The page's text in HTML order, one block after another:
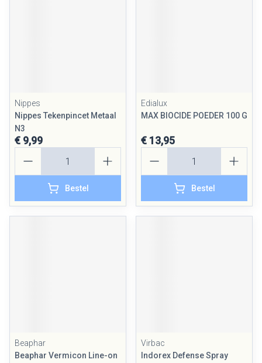
Nippes
Nippes Tekenpincet Metaal
N3
€ 9,99
Bestel
Edialux
MAX BIOCIDE POEDER 100 G
€ 13,95
Bestel
Beaphar
Beaphar Vermicon Line-on
Virbac
Indorex Defense Spray